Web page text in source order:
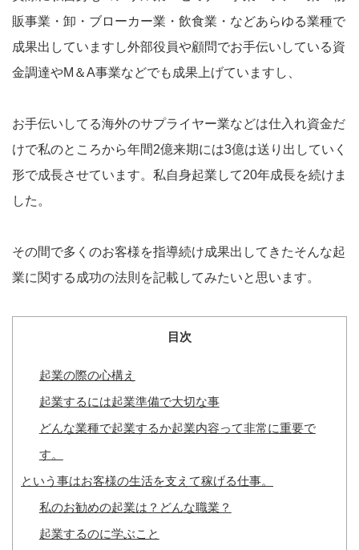
販事業・卸・ブローカー業・飲食業・などあらゆる業種で
成果出していますし外部役員や顧問でお手伝いしている資
金調達やM＆A事業などでも成果上げていますし、
お手伝いしてる海外のサプライヤー業などは仕入れ資金だ
けで私のところから年間2億来期には3億は送り出していく
形で成長させています。私自身起業して20年成長を続けま
した。
その間で多くのお客様を指導続け成果出してきたそんな起
業に関する成功の法則を記載してみたいと思います。
目次
起業の際の心構え
起業するには起業準備で大切な事
どんな業種で起業するか起業内容って非常に重要で
す。
という事はお客様の生活を支えて稼げる仕事。
私のお勧めの起業は？どんな職業？
起業するのに学ぶこと